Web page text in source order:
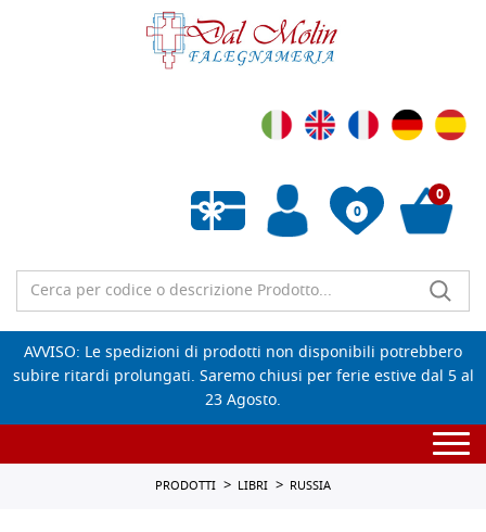
0
Wishlist vuota
0
AVVISO: Le spedizioni di prodotti non disponibili potrebbero
subire ritardi prolungati. Saremo chiusi per ferie estive dal 5 al
23 Agosto.
PRODOTTI LIBRI RUSSIA